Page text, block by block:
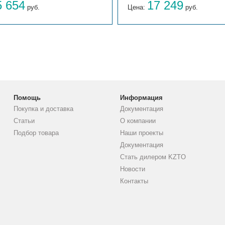
654 руб. Цена: 17 249 руб.
Помощь
Покупка и доставка
Статьи
Подбор товара
Информация
Документация
О компании
Наши проекты
Документация
Стать дилером KZTO
Новости
Контакты